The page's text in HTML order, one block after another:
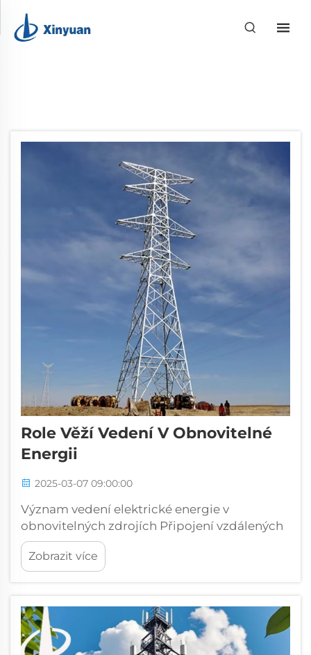
Role Věží Vedení V Obnovitelné
Energii
2025-03-07 09:00:00
Význam vedení elektrické energie v
obnovitelných zdrojích Připojení vzdálených
zdrojů obnovitelné energie Přenosové věže
hrají klíčovou roli při připojování vzdálených
lokalit obnovitelné energie, jako jsou větrné
síti...
Zobrazit více